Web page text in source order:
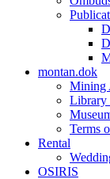
montan.dok
Mining
Library
Terms
Rental
OSIRIS